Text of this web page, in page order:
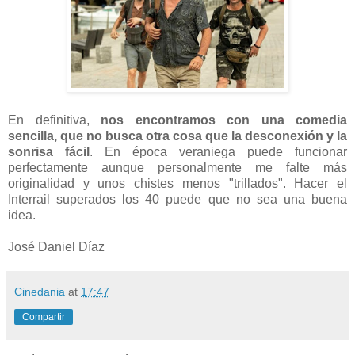
En definitiva, nos encontramos con una comedia
sencilla, que no busca otra cosa que la desconexión y la
sonrisa fácil . En época veraniega puede funcionar
perfectamente aunque personalmente me falte más
originalidad y unos chistes menos "trillados". Hacer el
Interrail superados los 40 puede que no sea una buena
idea.
José Daniel Díaz
Cinedania at 17:47
Compartir